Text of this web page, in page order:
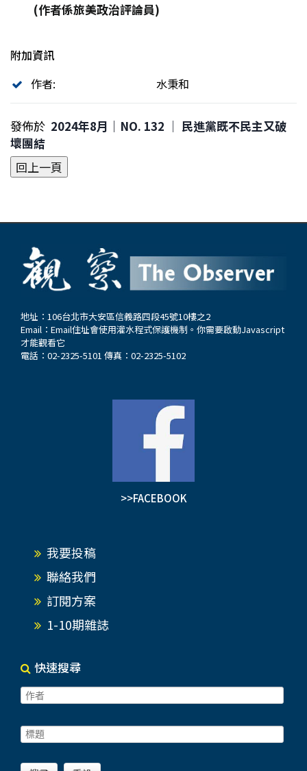
(作者係旅美政治評論員)
附加資訊
作者:
水秉和
發佈於 2024年8月｜NO. 132 │ 民進黨既不民主又破
壞團結
地址：106台北市大安區信義路四段45號10樓之2
Email： Email住址會使用灌水程式保護機制。你需要啟動Javascript
才能觀看它
電話：02-2325-5101 傳真：02-2325-5102
>>FACEBOOK
我要投稿
聯絡我們
訂閱方案
1-10期雜誌
快速搜尋